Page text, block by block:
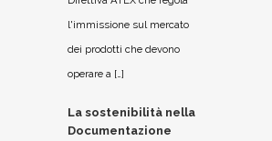
l'immissione sul mercato
dei prodotti che devono
operare a […]
La sostenibilità nella
Documentazione